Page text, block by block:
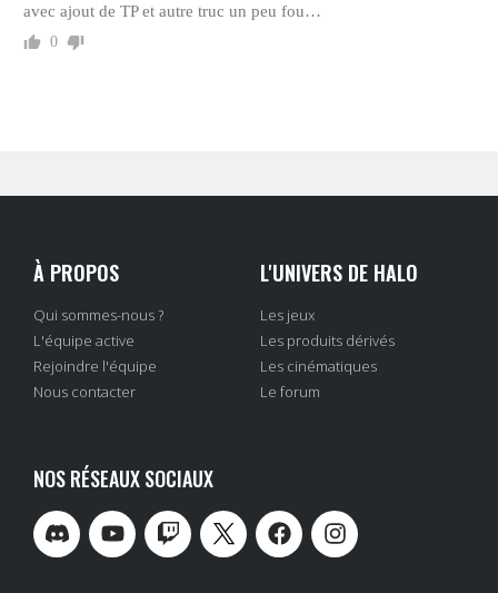
avec ajout de TP et autre truc un peu fou…
0
À PROPOS
Qui sommes-nous ?
L'équipe active
Rejoindre l'équipe
Nous contacter
L'UNIVERS DE HALO
Les jeux
Les produits dérivés
Les cinématiques
Le forum
NOS RÉSEAUX SOCIAUX